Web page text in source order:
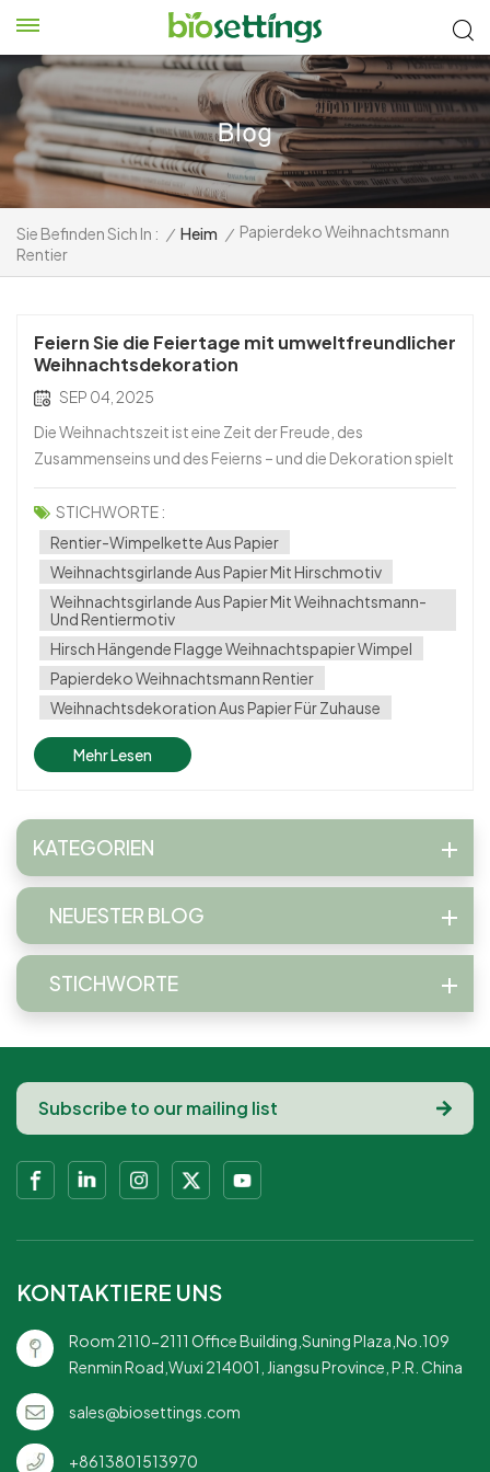
Sie Befinden Sich In : / Heim / Papierdeko Weihnachtsmann
Rentier
Feiern Sie die Feiertage mit umweltfreundlicher
Weihnachtsdekoration
SEP 04, 2025
Die Weihnachtszeit ist eine Zeit der Freude, des
Zusammenseins und des Feierns – und die Dekoration spielt
eine zentrale Rolle für die perfekte festliche Atmosphäre.
Während Plastikdekorationen die Regale dominieren,
greifen immer mehr Familien und Eventplaner zu
nachhaltigen Optionen, die sowohl st...
STICHWORTE :
Rentier-Wimpelkette Aus Papier
Weihnachtsgirlande Aus Papier Mit Hirschmotiv
Weihnachtsgirlande Aus Papier Mit Weihnachtsmann-
Und Rentiermotiv
Hirsch Hängende Flagge Weihnachtspapier Wimpel
Papierdeko Weihnachtsmann Rentier
Weihnachtsdekoration Aus Papier Für Zuhause
Mehr Lesen
KATEGORIEN
NEUESTER BLOG
STICHWORTE
KONTAKTIERE UNS
Room 2110-2111 Office Building,Suning Plaza,No.109
Renmin Road,Wuxi 214001, Jiangsu Province, P.R. China
sales@biosettings.com
+8613801513970